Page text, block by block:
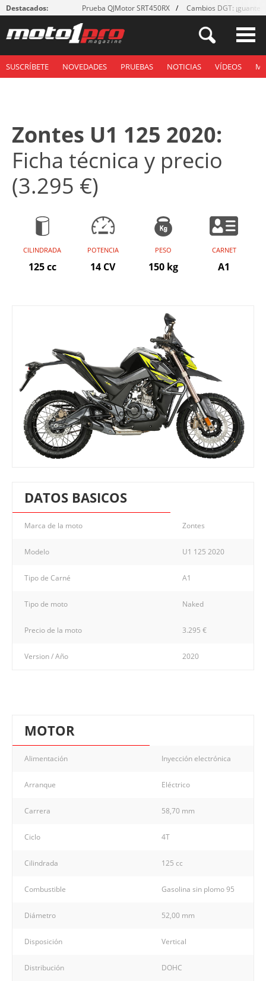
Destacados: Prueba QJMotor SRT450RX Cambios DGT: ¡guantes!
SUSCRÍBETE NOVEDADES PRUEBAS NOTICIAS VÍDEOS
Zontes U1 125 2020:
Ficha técnica y precio
(3.295 €)
CILINDRADA
125 cc
POTENCIA
14 CV
PESO
150 kg
CARNET
A1
DATOS BASICOS
Marca de la moto Zontes
Modelo U1 125 2020
Tipo de Carné A1
Tipo de moto Naked
Precio de la moto 3.295 €
Version / Año 2020
MOTOR
Alimentación Inyección electrónica
Arranque Eléctrico
Carrera 58,70 mm
Ciclo 4T
Cilindrada 125 cc
Combustible Gasolina sin plomo 95
Diámetro 52,00 mm
Disposición Vertical
Distribución DOHC